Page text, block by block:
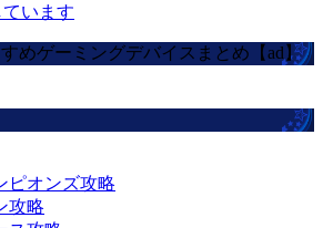
います
めゲーミングデバイスまとめ【ad】
ピオンズ攻略
攻略